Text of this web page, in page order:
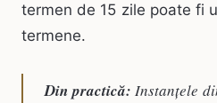
termen de 15 zile poate fi
termene.
Din practică: Instanțele